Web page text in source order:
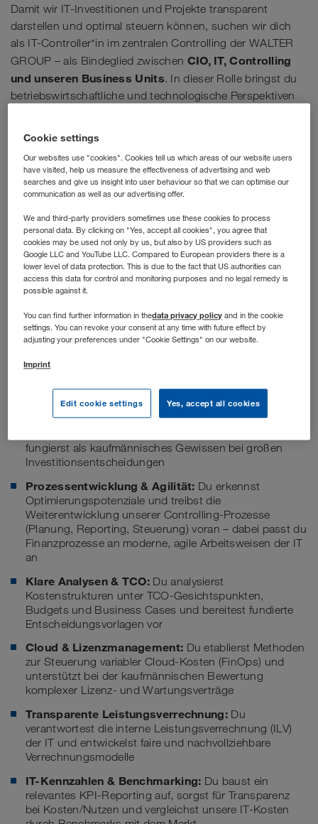
Damit wir IT-Investitionen und Projekte transparent
darstellen und optimal steuern können, suchen wir dich
als IT-Controller*in im zentralen Controlling der WALTER
GROUP – als Bindeglied zwischen CIO, IT, Controlling
und unseren Business Units. In dieser Rolle bringst du
betriebswirtschaftliche und technologische Perspektiven
Deine Aufgaben
Business Partneringfür den CIO:Du begleitest die
fungierst als kaufmännisches Gewissen bei großen
Investitionsentscheidungen
Prozessentwicklung & Agilität: Du erkennst
Optimierungspotenziale und treibst die
Weiterentwicklung unserer Controlling-Prozesse
(Planung, Reporting, Steuerung) voran – dabei passt du
Finanzprozesse an moderne, agile Arbeitsweisen der IT
an
Klare Analysen & TCO: Du analysierst
Kostenstrukturen unter TCO-Gesichtspunkten,
Budgets und Business Cases und bereitest fundierte
Entscheidungsvorlagen vor
Cloud & Lizenzmanagement: Du etablierst Methoden
zur Steuerung variabler Cloud-Kosten (FinOps) und
unterstützt bei der kaufmännischen Bewertung
komplexer Lizenz- und Wartungsverträge
Transparente Leistungsverrechnung: Du
verantwortest die interne Leistungsverrechnung (ILV)
der IT und entwickelst faire und nachvollziehbare
Verrechnungsmodelle
IT-Kennzahlen & Benchmarking: Du baust ein
relevantes KPI-Reporting auf, sorgst für Transparenz
bei Kosten/Nutzen und vergleichst unsere IT-Kosten
Cookie settings
Our websites use "cookies". Cookies tell us which areas of our website users
have visited, help us measure the effectiveness of advertising and web
searches and give us insight into user behaviour so that we can optimise our
communication as well as our advertising offer.
We and third-party providers sometimes use these cookies to process
personal data. By clicking on "Yes, accept all cookies", you agree that
cookies may be used not only by us, but also by US providers such as
Google LLC and YouTube LLC. Compared to European providers there is a
lower level of data protection. This is due to the fact that US authorities can
access this data for control and monitoring purposes and no legal remedy is
possible against it.
You can find further information in thedata privacy policy and in the cookie
settings. You can revoke your consent at any time with future effect by
adjusting your preferences under "Cookie Settings" on our website.
Imprint
Edit cookie settings Yes, accept all cookies